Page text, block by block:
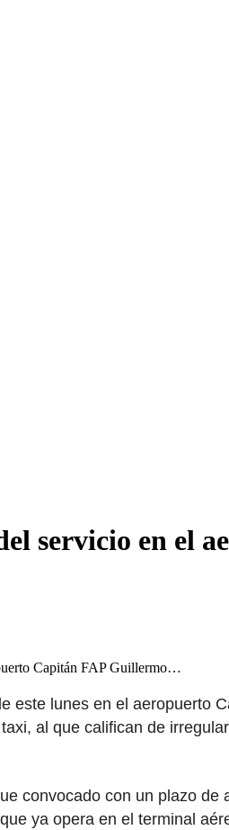
servicio en el
Capitán FAP Guillermo…
lunes en el aeropuerto
al que califican de
convocado con un plazo
ya opera en el terminal